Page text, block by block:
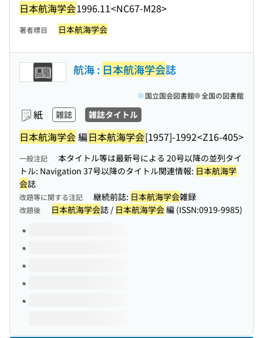
日本航海学会1996.11<NC67-M28>
著者標目 日本航海学会
航海 : 日本航海学会誌
紙 雑誌 雑誌タイトル
日本航海学会編日本航海学会[1957]-1992<Z16-405>
国立国会図書館 全国の図書館
一般注記
本タイトル等は最新号による 20号以降の並列タイ
トル: Navigation 37号以降のタイトル関連情報: 日本航海学
会誌
改題等に関する注記 継続前誌: 日本航海学会雑録
改題後 日本航海学会誌 / 日本航海学会編 (ISSN:0919-9985)
このタイトルの巻号